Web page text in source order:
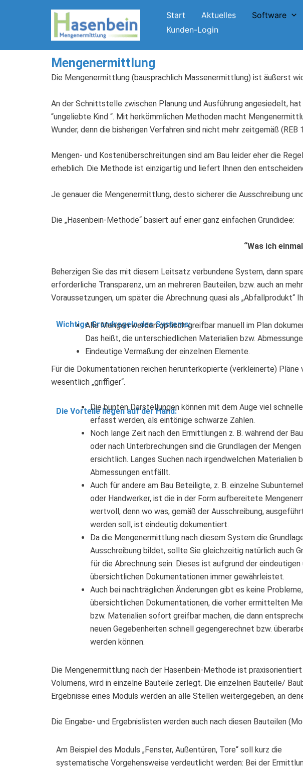
Start Aktuelles Software
Kunden-Login
Mengenermittlung
Die Mengenermittlung (bausprachlich Massenermittlung) ist äußerst
An der Schnittstelle zwischen Planung und Ausführung angesiedelt,
“ungeliebte Kind “. Mit herkömmlichen Methoden macht
Wunder, denn die bisherigen Verfahren sind nicht mehr zeitgemäß
Mengen- und Kostenüberschreitungen sind am Bau leider eher die
erheblich. Die Methode ist einzigartig und liefert Ihnen den
Je genauer die Mengenermittlung, desto sicherer die Ausschreibung
Die „Hasenbein-Methode“ basiert auf einer ganz einfachen Grundidee:
“Was ich
Beherzigen Sie das mit diesem Leitsatz verbundene System, dann
erforderliche Transparenz, um an mehreren Bauteilen, bzw. auch an
Voraussetzungen, um später die Abrechnung quasi als
Wichtige Grundregeln des Systems:
Alle Mengen werden optisch greifbar manuell im Plan
Das heißt, die unterschiedlichen Materialien bzw.
Eindeutige Vermaßung der einzelnen Elemente.
Für die Dokumentationen reichen herunterkopierte (verkleinerte)
wesentlich „griffiger“.
Die Vorteile liegen auf der Hand:
Die bunten Darstellungen können mit dem Auge viel
erfasst werden, als eintönige schwarze Zahlen.
Noch lange Zeit nach den Ermittlungen z. B. während der
oder nach Unterbrechungen sind die Grundlagen der
ersichtlich. Langes Suchen nach irgendwelchen Materialien
Abmessungen entfällt.
Auch für andere am Bau Beteiligte, z. B. einzelne
oder Handwerker, ist die in der Form aufbereitete
wertvoll, denn wo was, gemäß der Ausschreibung,
werden soll, ist eindeutig dokumentiert.
Da die Mengenermittlung nach diesem System die
Ausschreibung bildet, sollte Sie gleichzeitig natürlich auch
für die Abrechnung sein. Dieses ist aufgrund der eindeutigen
übersichtlichen Dokumentationen immer gewährleistet.
Auch bei nachträglichen Änderungen gibt es keine
übersichtlichen Dokumentationen, die vorher ermittelten
bzw. Materialien sofort greifbar machen, die dann
neuen Gegebenheiten schnell gegengerechnet bzw.
werden können.
Die Mengenermittlung nach der Hasenbein-Methode ist
Volumens, wird in einzelne Bauteile zerlegt. Die einzelnen Bauteile/
Ergebnisse eines Moduls werden an alle Stellen weitergegeben, an
Die Eingabe- und Ergebnislisten werden auch nach diesen Bauteilen
Am Beispiel des Moduls „Fenster, Außentüren, Tore“ soll kurz die
systematische Vorgehensweise verdeutlicht werden: Bei der